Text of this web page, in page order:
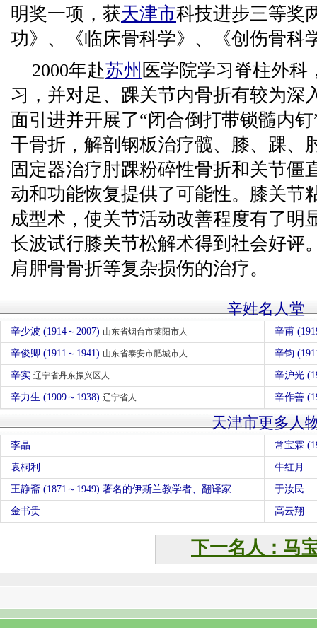
明奖一项，获天津市科技进步三等奖
功》、《临床骨科学》、《创伤骨科
2000年赴苏州 医学院学习脊柱外科
习，并对足、踝关节内骨折有较为深
面引进并开展了“闭合倒打带锁髓内
干骨折，解剖钢板治疗髋、膝、踝、
固定器治疗肘踝粉碎性骨折和关节僵
动和功能恢复提供了可能性。膝关节
成型术，使关节活动改善程度有了明
长波试行膝关节松解术得到社会好评
肩胛骨骨折等复杂损伤的治疗。
辛姓名人堂
辛少波 (1914～2007) 山东省烟台市莱阳市人 辛甫
辛俊卿 (1911～1941) 山东省泰安市肥城市人 辛钧
辛实 辽宁省丹东振兴区人 辛沪光
辛力生 (1909～1938) 辽宁省人 辛作善
天津市更多人
李晶 常宝霖
袁桐利 牛红月
王静斋 (1871～1949) 著名的伊斯兰教学者、翻译家 于汝民
金书贵 高云翔
下一名人：马